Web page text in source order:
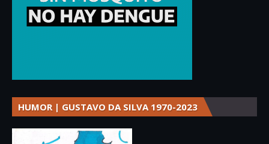
HUMOR | GUSTAVO DA SILVA 1970-2023